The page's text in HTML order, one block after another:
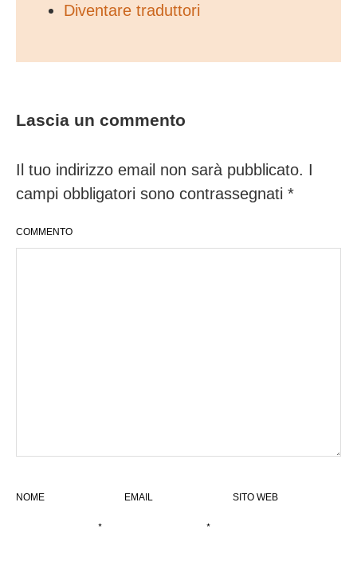
Diventare traduttori
Lascia un commento
Il tuo indirizzo email non sarà pubblicato. I
campi obbligatori sono contrassegnati *
COMMENTO
NOME
*
EMAIL
*
SITO WEB